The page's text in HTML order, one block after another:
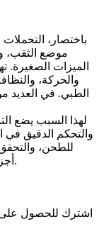
باختصار،
موضع الثقب،
الميزات الصغيرة.
والحركة،
الطبي. في العديد
لهذا السبب يضع
والتحكم الدقيق في
للطحن،
أجزاء الأجهزة الطبية موثوقة في الاستخدام الفعلي.
اشترك للحصول على